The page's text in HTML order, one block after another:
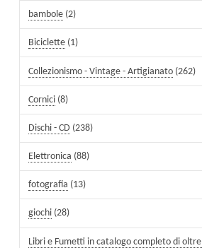
bambole (2)
Biciclette (1)
Collezionismo - Vintage - Artigianato (262)
Cornici (8)
Dischi - CD (238)
Elettronica (88)
fotografia (13)
giochi (28)
Libri e Fumetti in catalogo completo di